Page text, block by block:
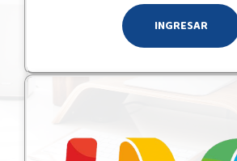
INGRESAR